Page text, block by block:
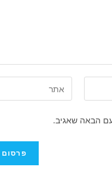
הבאה שאגיב.